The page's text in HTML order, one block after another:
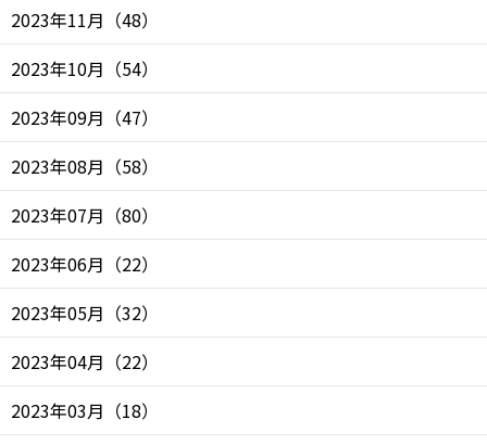
2023年11月 （48）
2023年10月 （54）
2023年09月 （47）
2023年08月 （58）
2023年07月 （80）
2023年06月 （22）
2023年05月 （32）
2023年04月 （22）
2023年03月 （18）